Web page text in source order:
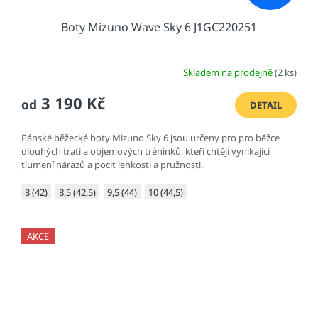
Boty Mizuno Wave Sky 6 J1GC220251
Skladem na prodejně(2 ks)
od 3 190 Kč DETAIL
Pánské běžecké boty Mizuno Sky 6 jsou určeny pro pro běžce
dlouhých tratí a objemových tréninků, kteří chtějí vynikající
tlumení nárazů a pocit lehkosti a pružnosti.
8 (42) 8,5 (42,5) 9,5 (44) 10 (44,5)
AKCE